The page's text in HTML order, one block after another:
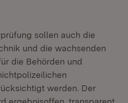
sollen auch die
und die wachsenden
die Behörden und
werden. Der